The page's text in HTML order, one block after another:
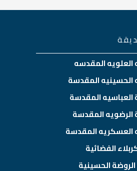
العلويه المقدسه
الحسينيه المقدسة
العباسيه المقدسة
الرضويه المقدسة
العسكريه المقدسة
الفضائية
الروضة الحسينية